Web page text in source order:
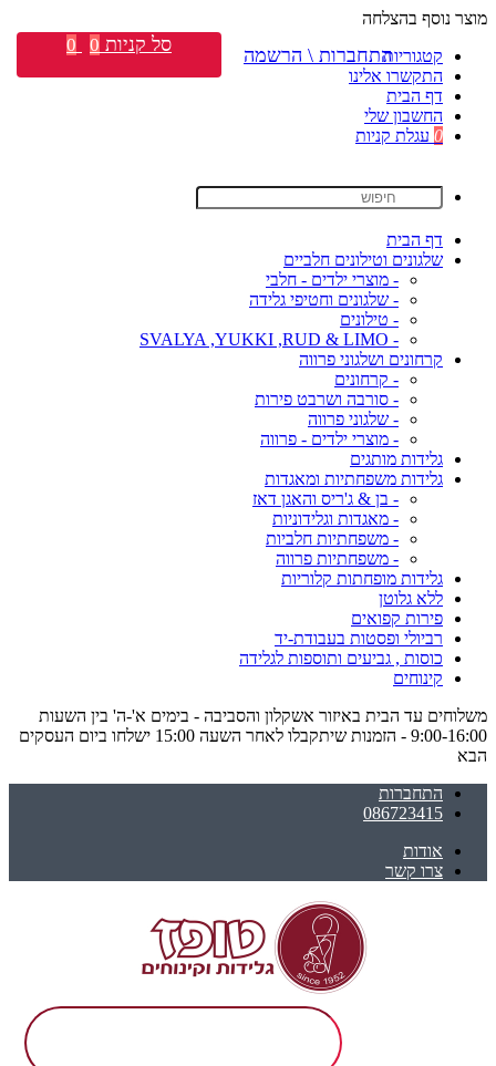
מוצר נוסף בהצלחה
קטגוריות
התקשרו אלינו
דף הבית
החשבון שלי
0 עגלת קניות
דף הבית
שלגונים וטילונים חלביים
- מוצרי ילדים - חלבי
- שלגונים וחטיפי גלידה
- טילונים
- SVALYA ,YUKKI ,RUD & LIMO
קרחונים ושלגוני פרווה
- קרחונים
- סורבה ושרבט פירות
- שלגוני פרווה
- מוצרי ילדים - פרווה
גלידות מותגים
גלידות משפחתיות ומאגדות
- בן & ג'ריס והאגן דאז
- מאגדות וגלידוניות
- משפחתיות חלביות
- משפחתיות פרווה
גלידות מופחתות קלוריות
ללא גלוטן
פירות קפואים
רביולי ופסטות בעבודת-יד
כוסות , גביעים ותוספות לגלידה
קינוחים
משלוחים עד הבית באיזור אשקלון והסביבה - בימים א'-ה' בין השעות
9:00-16:00 - הזמנות שיתקבלו לאחר השעה 15:00 ישלחו ביום העסקים
הבא
התחברות
086723415
אודות
צרו קשר
התחברות \ הרשמה סל קניות 0
0